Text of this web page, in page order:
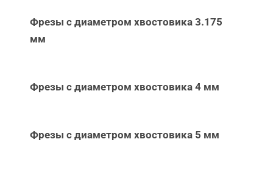
Фрезы с диаметром хвостовика 3.175
мм
Фрезы с диаметром хвостовика 4 мм
Фрезы с диаметром хвостовика 5 мм